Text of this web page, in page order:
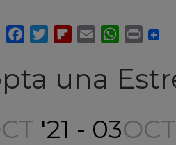
una
'21 - 03OCT